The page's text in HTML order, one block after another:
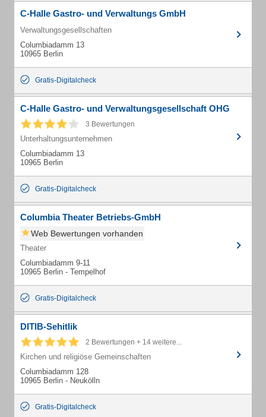
C-Halle Gastro- und Verwaltungs GmbH
Verwaltungsgesellschaften
Columbiadamm 13
10965 Berlin
Gratis-Digitalcheck
C-Halle Gastro- und Verwaltungsgesellschaft OHG
3 Bewertungen
Unterhaltungsunternehmen
Columbiadamm 13
10965 Berlin
Gratis-Digitalcheck
Columbia Theater Betriebs-GmbH
Web Bewertungen vorhanden
Theater
Columbiadamm 9-11
10965 Berlin - Tempelhof
Gratis-Digitalcheck
DITIB-Sehitlik
2 Bewertungen + 14 weitere...
Kirchen und religiöse Gemeinschaften
Columbiadamm 128
10965 Berlin - Neukölln
Gratis-Digitalcheck